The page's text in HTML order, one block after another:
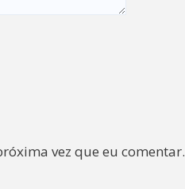
vez que eu comentar.